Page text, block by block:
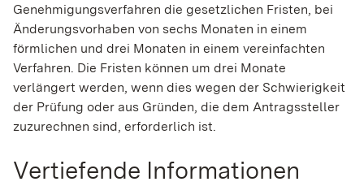
Genehmigungsverfahren die gesetzlichen Fristen, bei
Änderungsvorhaben von sechs Monaten in einem
förmlichen und drei Monaten in einem vereinfachten
Verfahren. Die Fristen können um drei Monate
verlängert werden, wenn dies wegen der Schwierigkeit
der Prüfung oder aus Gründen, die dem Antragssteller
zuzurechnen sind, erforderlich ist.
Vertiefende Informationen